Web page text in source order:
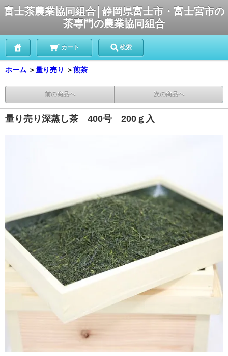
富士茶農業協同組合│静岡県富士市・富士宮市の
茶専門の農業協同組合
カート 検索
ホーム ＞量り売り ＞煎茶
前の商品へ 次の商品へ
量り売り深蒸し茶 400号 200ｇ入